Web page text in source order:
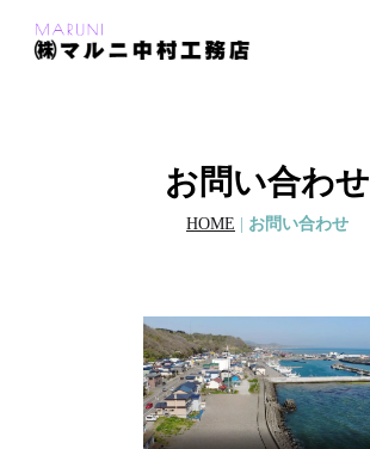
お問い合わせ
HOME | お問い合わせ